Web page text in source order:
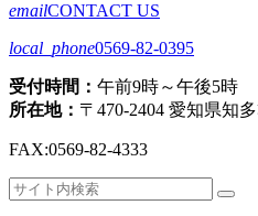
emailCONTACT US
local_phone0569-82-0395
受付時間： 午前9時～午後5時
所在地： 〒470-2404 愛知県知
FAX:0569-82-4333
検
検